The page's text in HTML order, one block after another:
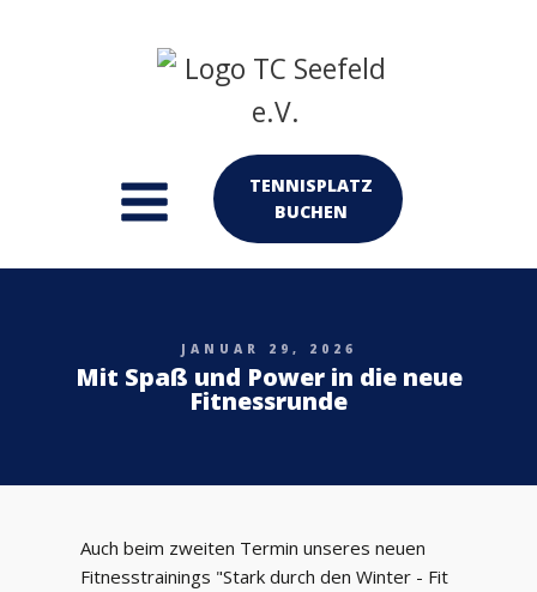
TENNISPLATZ
BUCHEN
JANUAR 29, 2026
Mit Spaß und Power in die neue
Fitnessrunde
Auch beim zweiten Termin unseres neuen
Fitnesstrainings "Stark durch den Winter - Fit